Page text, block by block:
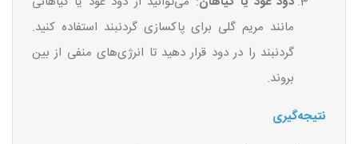
مانند مریم گلی برای پاکسازی گردنبند استفاده کنید.
گردنبند را در دود قرار دهید تا انرژی‌های منفی از بین
بروند.
نتیجه‌گیری